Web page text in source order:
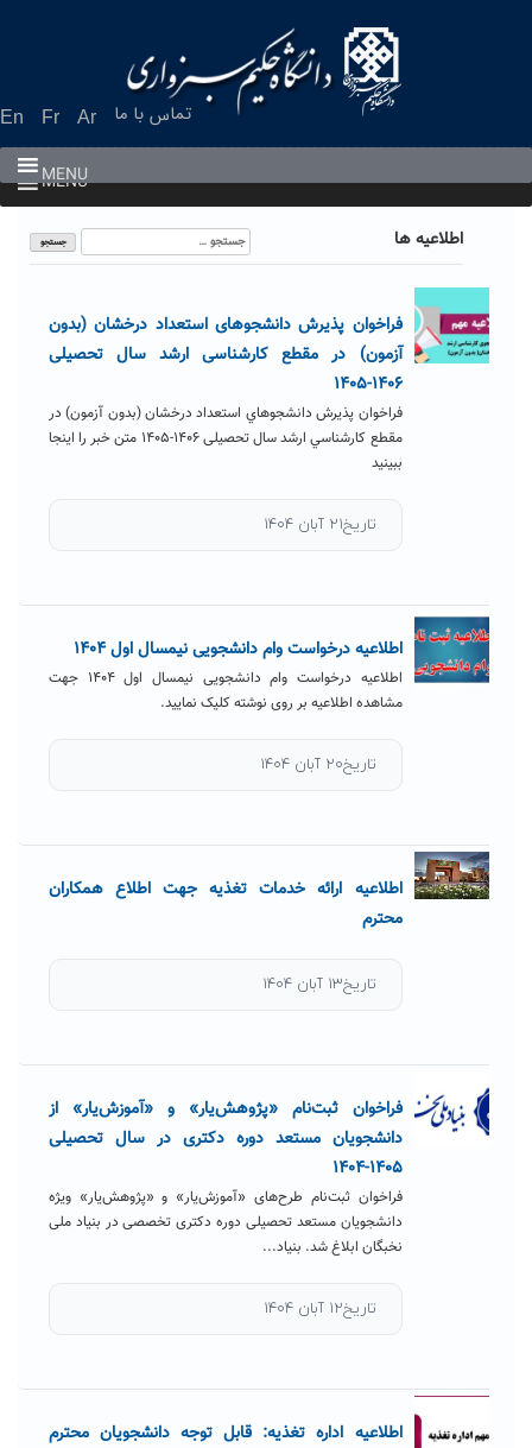
En Fr Ar تماس با ما
MENU
MENU
اطلاعیه ها
جستجو
برای:
فراخوان پذیرش دانشجو‌های استعداد درخشان (بدون
آزمون) در مقطع کارشناسی ارشد سال تحصیلی
۱۴۰۶-۱۴۰۵
فراخوان پذیرش دانشجو‌هاي استعداد درخشان (بدون آزمون) در
مقطع كارشناسي ارشد سال تحصیلی ۱۴۰۶-۱۴۰۵ متن خبر را اینجا
ببینید
تاریخ۲۱ آبان ۱۴۰۴
اطلاعیه درخواست وام دانشجویی نیمسال اول ۱۴۰۴
اطلاعیه درخواست وام دانشجویی نیمسال اول ۱۴۰۴ جهت
مشاهده اطلاعیه بر روی نوشته کلیک نمایید.
تاریخ۲۰ آبان ۱۴۰۴
اطلاعیه ارائه خدمات تغذیه جهت اطلاع همکاران
محترم
تاریخ۱۳ آبان ۱۴۰۴
فراخوان ثبت‌نام «پژوهش‌یار» و «آموزش‌یار» از
دانشجویان مستعد دوره دکتری در سال تحصیلی
۱۴۰۵-۱۴۰۴
فراخوان ثبت‌نام طرح‌های «آموزش‌یار» و «پژوهش‌یار» ویژه
دانشجویان مستعد تحصیلی دوره دکتری تخصصی در بنیاد ملی
نخبگان ابلاغ شد. بنیاد...
تاریخ۱۲ آبان ۱۴۰۴
اطلاعیه اداره تغذیه: قابل توجه دانشجویان محترم